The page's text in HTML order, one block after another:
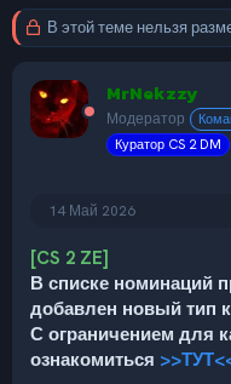
о
е
м
ы
а
л
а
В этой теме нельзя
MrNekzzy
Модератор
Куратор CS 2 DM
14 Май 2026
[CS 2 ZE]
В списке номинаций
добавлен новый тип
С ограничением для
ознакомиться